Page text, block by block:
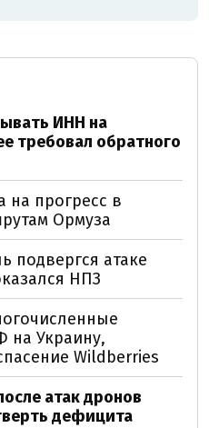
ИНН на
требовал обратного
на прогресс в
Ормуза
подвергся атаке
НПЗ
на Украину,
Wildberries
атак дронов
дефицита